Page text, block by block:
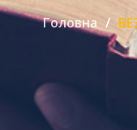
Головна